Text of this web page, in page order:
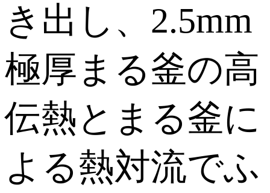
き出し、2.5mm
極厚まる釜の高
伝熱とまる釜に
よる熱対流でふ